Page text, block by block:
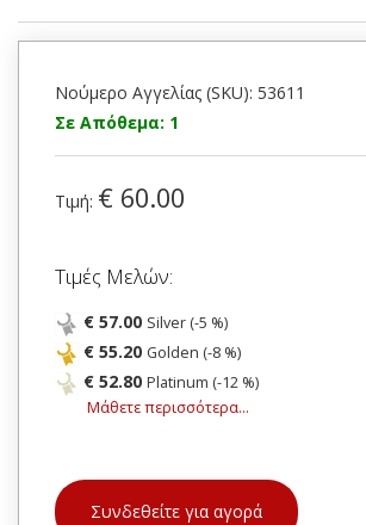
Νούμερο Αγγελίας (SKU): 53611
Σε Απόθεμα: 1
Τιμή: € 60.00
Τιμές Μελών:
€ 57.00 Silver (-5 %)
€ 55.20 Golden (-8 %)
€ 52.80 Platinum (-12 %)
Μάθετε περισσότερα...
Συνδεθείτε για αγορά